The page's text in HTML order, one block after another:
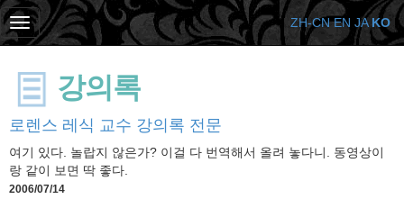
강의록
로렌스 레식 교수 강의록 전문
여기 있다. 놀랍지 않은가? 이걸 다 번역해서 올려 놓다니. 동영상이
랑 같이 보면 딱 좋다.
2006/07/14
ZH-CN EN JA KO